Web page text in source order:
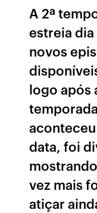
A 2ª
estreia
novos
logo após
data, foi
vez mais
atiçar